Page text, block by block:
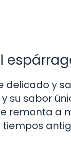
delicado y
su sabor
remonta a